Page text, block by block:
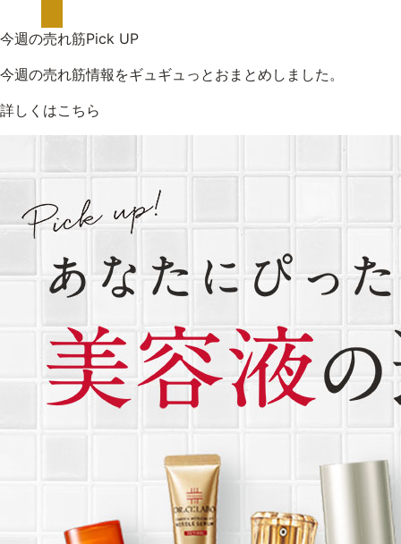
今週の売れ筋Pick UP
今週の売れ筋情報をギュギュっとおまとめしました。
詳しくはこちら